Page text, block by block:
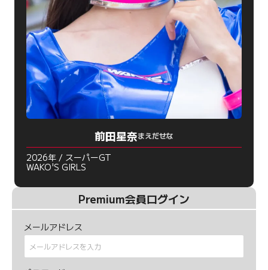
前田星奈まえだせな
2026年 / スーパーGT
WAKO'S GIRLS
Premium会員ログイン
メールアドレス